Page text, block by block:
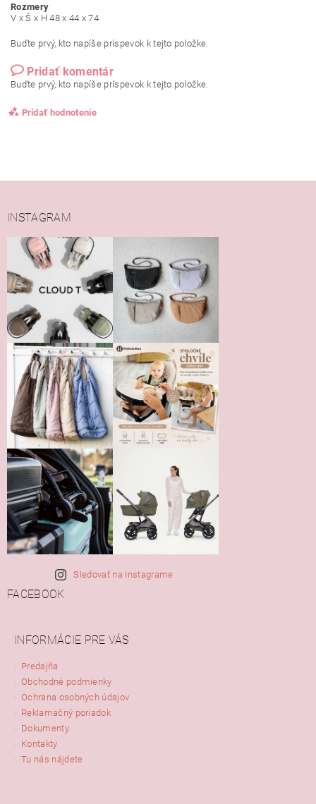
Rozmery
V x Š x H 48 x 44 x 74
Buďte prvý, kto napíše príspevok k tejto položke.
Pridať komentár
Buďte prvý, kto napíše príspevok k tejto položke.
Pridať hodnotenie
Vložením hodnotenie súhlasíte s
podmienkami ochrany
osobných údajov
INSTAGRAM
Sledovať na Instagrame
FACEBOOK
INFORMÁCIE PRE VÁS
Predajňa
Obchodné podmienky
Ochrana osobných údajov
Reklamačný poriadok
Dokumenty
Kontakty
Tu nás nájdete